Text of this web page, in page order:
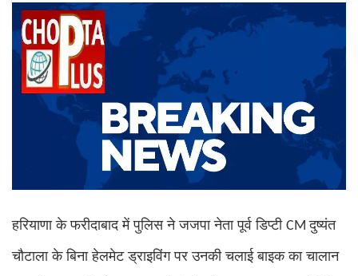
हरियाणा के फरीदाबाद में पुलिस ने जजपा नेता पूर्व डिप्टी CMदुष्यंत
चौटाला के बिना हेलमेट ड्राइविंग पर उनकी चलाई बाइक का चालान